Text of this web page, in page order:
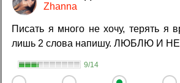
Zhanna
Писать я много не хочу, терять я
лишь 2 слова напишу. ЛЮБЛЮ И
9/14